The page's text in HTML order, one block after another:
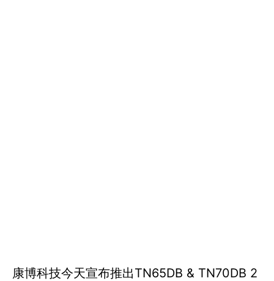
康博科技今天宣布推出TN65DB & TN70DB 2